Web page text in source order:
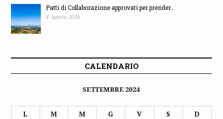
Patti di Collaborazione approvati per prender...
4 Agosto 2026
CALENDARIO
SETTEMBRE 2024
L M M G V S
D